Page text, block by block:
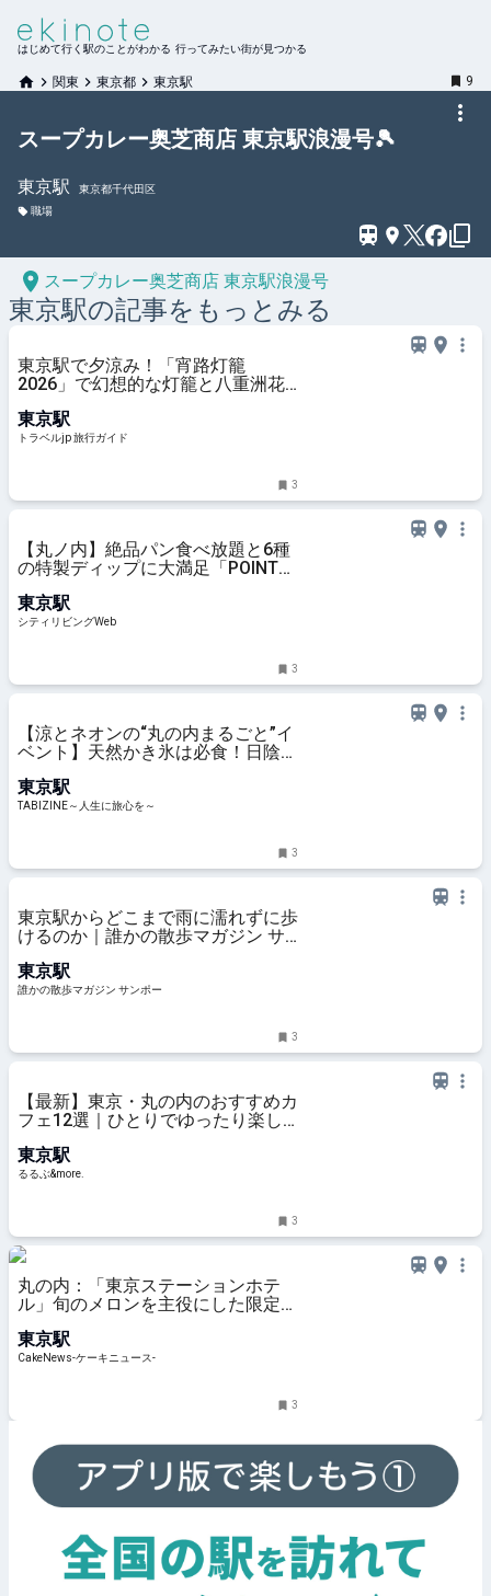
はじめて行く駅のことがわかる 行ってみたい街が見つかる
関東 東京都 東京駅 9
スープカレー奥芝商店 東京駅浪漫号🎾
東京駅
東京都千代田区
職場
スープカレー奥芝商店 東京駅浪漫号
東京駅の記事をもっとみる
東京駅で夕涼み！「宵路灯籠
2026」で幻想的な灯籠と八重洲花
旅行ガイド
東京駅
トラベルjp 旅行ガイド
3
【丸ノ内】絶品パン食べ放題と6種
の特製ディップに大満足「POINT
東京駅
シティリビングWeb
3
【涼とネオンの“丸の内まるごと”イ
ベント】天然かき氷は必食！日陰エ
ンタルも「MARUNOUCHI SUMMER
FEST」｜8月23日まで | TABIZINE
東京駅
TABIZINE～人生に旅心を～
3
東京駅からどこまで雨に濡れずに歩
けるのか｜誰かの散歩マガジン サ
東京駅
誰かの散歩マガジン サンポー
3
【最新】東京・丸の内のおすすめカ
フェ12選｜ひとりでゆったり楽し
のあるカフェ、優雅なホテルラウン
ジまで！｜るるぶ&more.
東京駅
るるぶ&more.
3
丸の内：「東京ステーションホテ
ル」旬のメロンを主役にした限定ス
ヵ月展開
東京駅
CakeNews-ケーキニュース-
3